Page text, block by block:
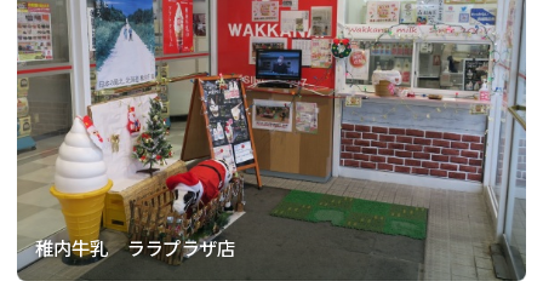
稚内牛乳 ララプラザ店